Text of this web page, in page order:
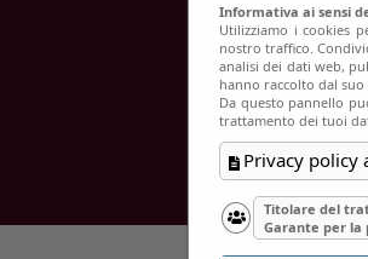
Informativa ai sensi
Utilizziamo i cookies
nostro traffico.
analisi dei dati web,
hanno raccolto dal
Da questo pannello
trattamento dei tuoi
Privacy policy
Titolare del
Garante per la